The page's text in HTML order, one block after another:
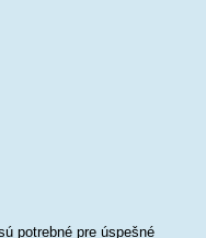
potrebné pre úspešné